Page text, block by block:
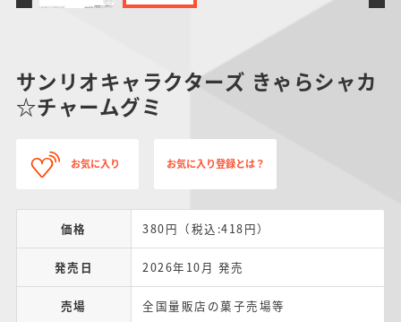
サンリオキャラクターズ きゃらシャカ
☆チャームグミ
お気に入り お気に入り登録とは？
価格 380円（税込:418円）
発売日 2026年10月 発売
売場 全国量販店の菓子売場等